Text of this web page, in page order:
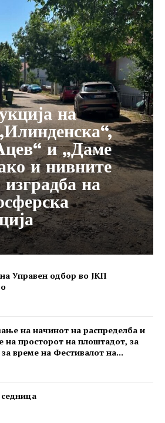
на
и „Даме
и нивните
на
Управен одбор во ЈКП
на начинот на распределба и
на просторот на плоштадот, за
време на Фестивалот на...